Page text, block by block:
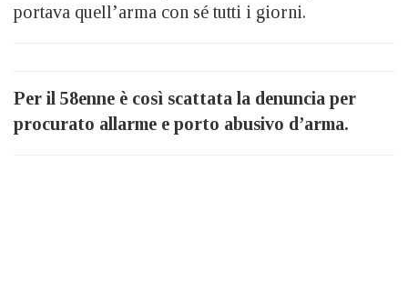
portava quell’arma con sé tutti i giorni.
Per il 58enne è così scattata la denuncia per
procurato allarme e porto abusivo d’arma.